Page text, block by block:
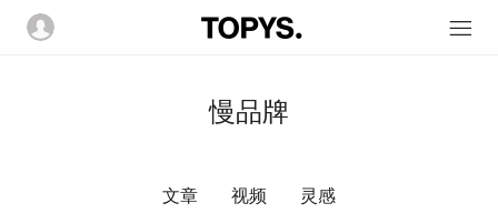
慢品牌
文章 视频 灵感